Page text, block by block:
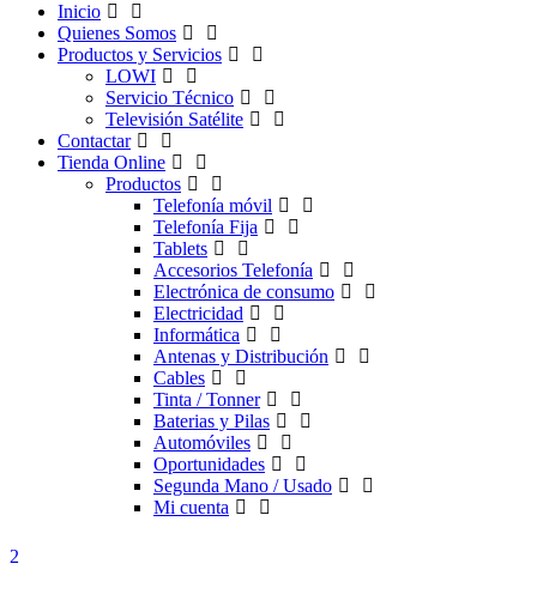
Inicio
Quienes Somos
Productos y Servicios
LOWI
Servicio Técnico
Televisión Satélite
Contactar
Tienda Online
Productos
Telefonía móvil
Telefonía Fija
Tablets
Accesorios Telefonía
Electrónica de consumo
Electricidad
Informática
Antenas y Distribución
Cables
Tinta / Tonner
Baterias y Pilas
Automóviles
Oportunidades
Segunda Mano / Usado
Mi cuenta